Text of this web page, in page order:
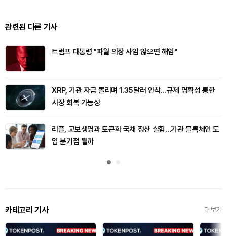
관련된 다른 기사
트럼프 대통령 "파월 의장 사임 않으면 해임"
XRP, 기관 자금 몰리며 1.35달러 안착…규제 명확성 통한
시장 회복 가능성
리플, 교보생명과 토큰화 국채 정산 실험…기관 블록체인 도
입 분기점 될까
카테고리 기사 더보기